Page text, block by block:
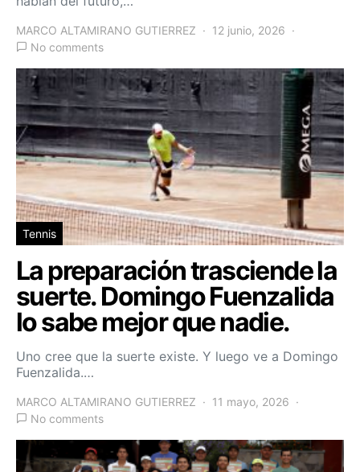
MARCO ALTAMIRANO GUTIERREZ
12 junio, 2026
No comments
Tennis
La preparación trasciende la
suerte. Domingo Fuenzalida
lo sabe mejor que nadie.
Uno cree que la suerte existe. Y luego ve a Domingo
Fuenzalida.…
MARCO ALTAMIRANO GUTIERREZ
11 mayo, 2026
No comments